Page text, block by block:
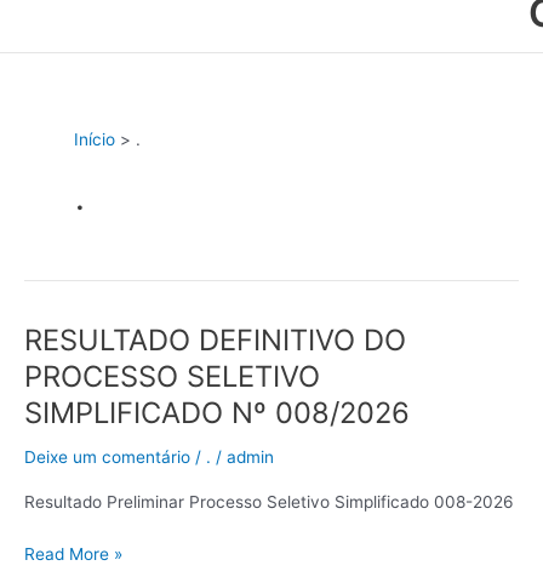
Início .
.
RESULTADO DEFINITIVO DO
PROCESSO SELETIVO
SIMPLIFICADO Nº 008/2026
Deixe um comentário / . / admin
Resultado Preliminar Processo Seletivo Simplificado 008-2026
RESULTADO
DEFINITIVO
DO
PROCESSO
SIMPLIFICADO
Nº
Read More »